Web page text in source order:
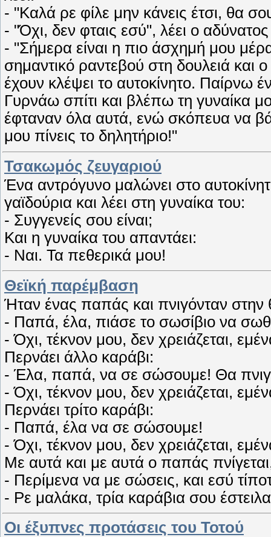
- "Καλά ρε φίλε μην κάνεις έτσι, θα
- "Όχι, δεν φταις εσύ", λέει ο
- "Σήμερα είναι η πιο άσχημή μου
σημαντικό ραντεβού στη δουλειά
έχουν κλέψει το αυτοκίνητο. Παίρνω
Γυρνάω σπίτι και βλέπω τη γυναίκα
έφταναν όλα αυτά, ενώ σκόπευα να
μου πίνεις το δηλητήριο!"
Τσακωμός ζευγαριού
Ένα αντρόγυνο μαλώνει στο
γαϊδούρια και λέει στη γυναίκα του:
- Συγγενείς σου είναι;
Και η γυναίκα του απαντάει:
- Ναι. Τα πεθερικά μου!
Θεϊκή παρέμβαση
Ήταν ένας παπάς και πνιγόνταν στην
- Παπά, έλα, πιάσε το σωσίβιο να
- Όχι, τέκνον μου, δεν χρειάζεται,
Περνάει άλλο καράβι:
- Έλα, παπά, να σε σώσουμε! Θα
- Όχι, τέκνον μου, δεν χρειάζεται,
Περνάει τρίτο καράβι:
- Παπά, έλα να σε σώσουμε!
- Όχι, τέκνον μου, δεν χρειάζεται,
Με αυτά και με αυτά ο παπάς
- Περίμενα να με σώσεις, και εσύ
- Ρε μαλάκα, τρία καράβια σου
Οι έξυπνες προτάσεις του Τοτού